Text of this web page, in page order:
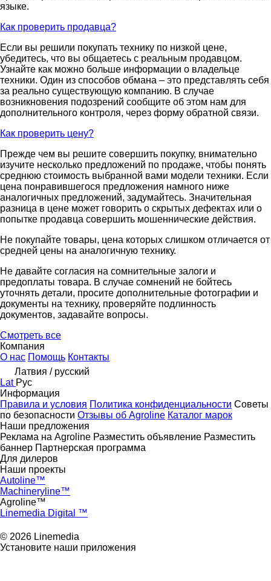
языке.
Как проверить продавца?
Если вы решили покупать технику по низкой цене,
убедитесь, что вы общаетесь с реальным продавцом.
Узнайте как можно больше информации о владельце
техники. Один из способов обмана – это представлять себя
за реально существующую компанию. В случае
возникновения подозрений сообщите об этом нам для
дополнительного контроля, через форму обратной связи.
Как проверить цену?
Прежде чем вы решите совершить покупку, внимательно
изучите несколько предложений по продаже, чтобы понять
среднюю стоимость выбранной вами модели техники. Если
цена понравившегося предложения намного ниже
аналогичных предложений, задумайтесь. Значительная
разница в цене может говорить о скрытых дефектах или о
попытке продавца совершить мошеннические действия.
Не покупайте товары, цена которых слишком отличается от
средней цены на аналогичную технику.
Не давайте согласия на сомнительные залоги и
предоплаты товара. В случае сомнений не бойтесь
уточнять детали, просите дополнительные фотографии и
документы на технику, проверяйте подлинность
документов, задавайте вопросы.
Смотреть все
Компания
О нас Помощь Контакты
Латвия / русский
Lat Рус
Информация
Правила и условия Политика конфиденциальности Советы
по безопасности Отзывы об Agroline Каталог марок
Наши предложения
Реклама на Agroline Разместить объявление Разместить
баннер Партнерская программа
Для дилеров
Наши проекты
Autoline™
Machineryline™
Agroline™
Linemedia Digital ™
© 2026 Linemedia
Установите наши приложения